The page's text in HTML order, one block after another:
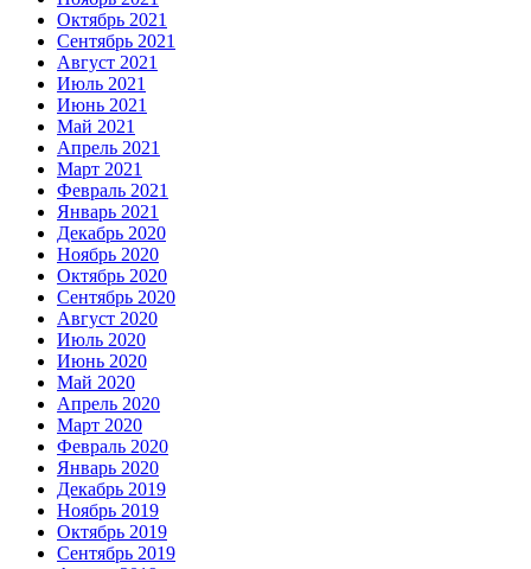
Октябрь 2021
Сентябрь 2021
Август 2021
Июль 2021
Июнь 2021
Май 2021
Апрель 2021
Март 2021
Февраль 2021
Январь 2021
Декабрь 2020
Ноябрь 2020
Октябрь 2020
Сентябрь 2020
Август 2020
Июль 2020
Июнь 2020
Май 2020
Апрель 2020
Март 2020
Февраль 2020
Январь 2020
Декабрь 2019
Ноябрь 2019
Октябрь 2019
Сентябрь 2019